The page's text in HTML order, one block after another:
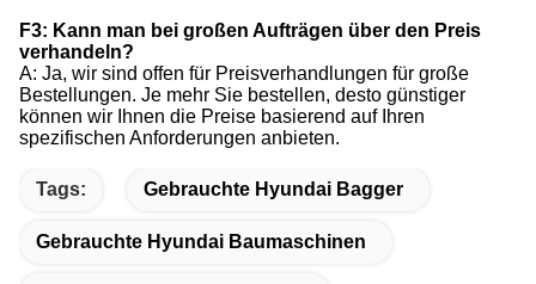
F3: Kann man bei großen Aufträgen über den Preis
verhandeln?
A: Ja, wir sind offen für Preisverhandlungen für große
Bestellungen. Je mehr Sie bestellen, desto günstiger
können wir Ihnen die Preise basierend auf Ihren
spezifischen Anforderungen anbieten.
Tags: Gebrauchte Hyundai Bagger
Gebrauchte Hyundai Baumaschinen